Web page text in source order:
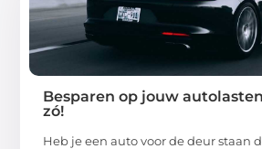
Besparen op jouw
zó!
Heb je een auto voor de deur staan